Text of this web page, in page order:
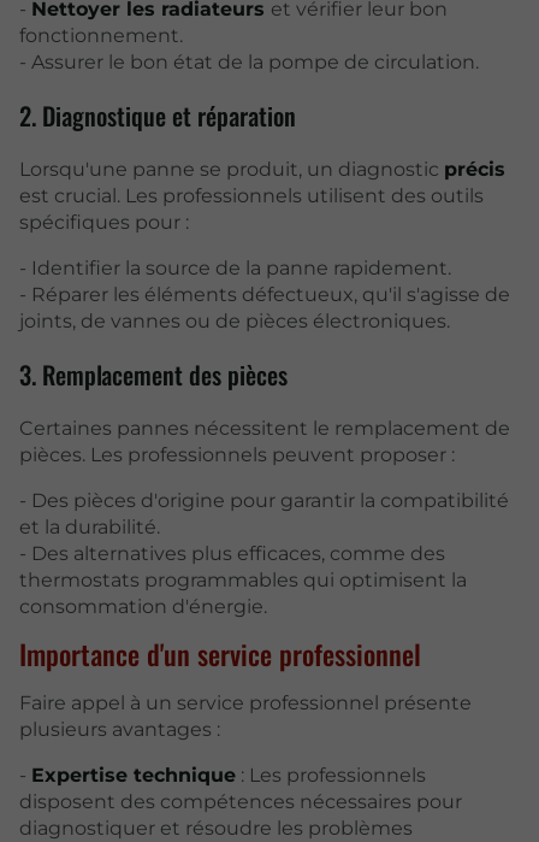
- Nettoyer les radiateurs et vérifier leur bon
fonctionnement.
- Assurer le bon état de la pompe de circulation.
2. Diagnostique et réparation
Lorsqu'une panne se produit, un diagnostic précis
est crucial. Les professionnels utilisent des outils
spécifiques pour :
- Identifier la source de la panne rapidement.
- Réparer les éléments défectueux, qu'il s'agisse de
joints, de vannes ou de pièces électroniques.
3. Remplacement des pièces
Certaines pannes nécessitent le remplacement de
pièces. Les professionnels peuvent proposer :
- Des pièces d'origine pour garantir la compatibilité
et la durabilité.
- Des alternatives plus efficaces, comme des
thermostats programmables qui optimisent la
consommation d'énergie.
Importance d'un service professionnel
Faire appel à un service professionnel présente
plusieurs avantages :
- Expertise technique : Les professionnels
disposent des compétences nécessaires pour
diagnostiquer et résoudre les problèmes